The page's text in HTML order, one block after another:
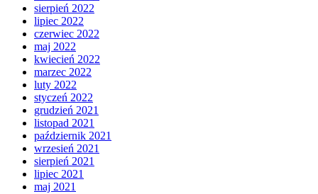
sierpień 2022
lipiec 2022
czerwiec 2022
maj 2022
kwiecień 2022
marzec 2022
luty 2022
styczeń 2022
grudzień 2021
listopad 2021
październik 2021
wrzesień 2021
sierpień 2021
lipiec 2021
maj 2021